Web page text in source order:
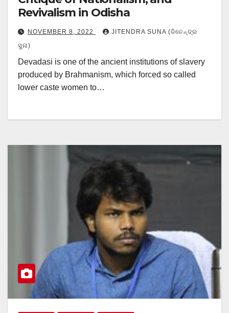
Revivalism in Odisha
NOVEMBER 8, 2022
JITENDRA SUNA (ଜିତେନ୍ଦ୍ର
ସୁନା)
Devadasi is one of the ancient institutions of slavery
produced by Brahmanism, which forced so called
lower caste women to…